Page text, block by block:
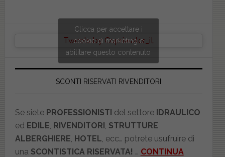
Tweets by Copriwater_it
Clicca per accettare i
cookie di marketing e
abilitare questo contenuto
SCONTI RISERVATI RIVENDITORI
Se siete PROFESSIONISTI del settore IDRAULICO
ed EDILE RIVENDITORI STRUTTURE
ALBERGHIERE HOTEL , ecc… potrete usufruire di
una SCONTISTICA RISERVATA! … CONTINUA